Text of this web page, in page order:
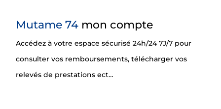
Mutame 74 mon compte
Accédez à votre espace sécurisé 24h/24 7J/7 pour
consulter vos remboursements, télécharger vos
relevés de prestations ect…